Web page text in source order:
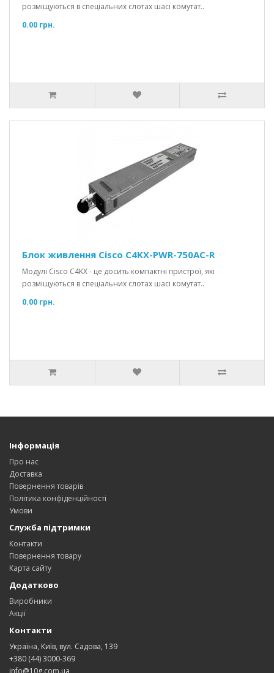
розміщуються в спеціальних слотах шасі комутат..
0.00 грн.
Блок живлення Cisco C4KX-PWR-750AC-R
Модулі Cisco C4KX - це досить компактні пристрої, які
розміщуються в спеціальних слотах шасі комутат..
0.00 грн.
Інформація
Про нас
Доставка
Повернення товарів
Політика конфіденційності
Умови
Служба підтримки
Контакти
Повернення товару
Карта сайту
Додатково
Виробники
Акції
Контакти
Україна, Київ, вул. Садова, 139
+380 (44) 3000-369
info@10g.com.ua